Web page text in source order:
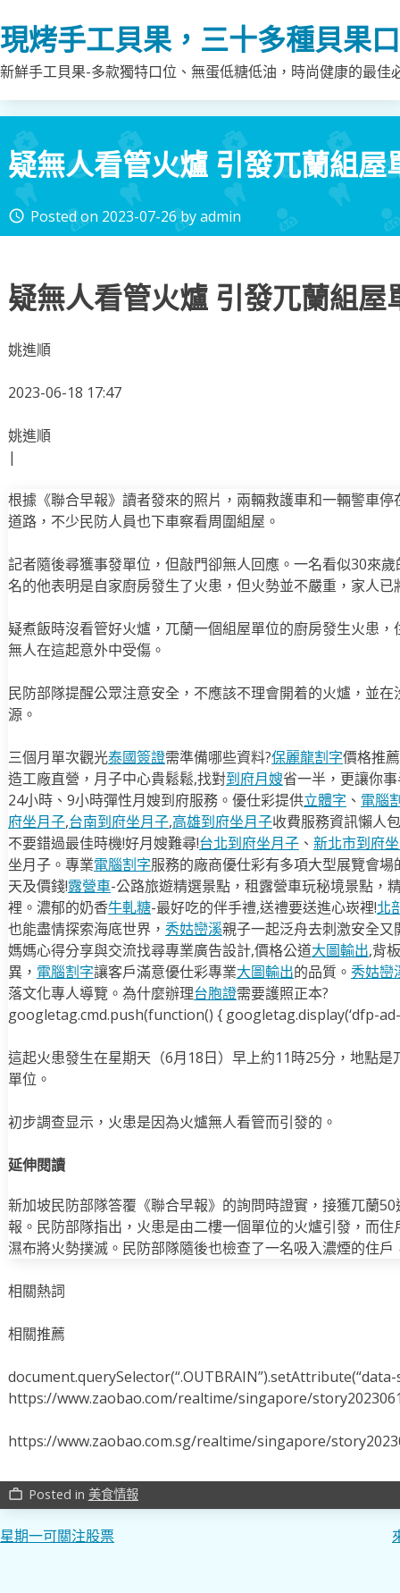
to
content
現烤手工貝果，三十多種貝果
新鮮手工貝果-多款獨特口位、無蛋低糖低油，時尚健康的最
疑無人看管火爐 引發兀蘭組屋
access_time Posted on 2023-07-26byadmin
疑無人看管火爐 引發兀蘭組屋
姚進順
2023-06-18 17:47
姚進順
|
根據《聯合早報》讀者發來的照片，兩輛救護車和一輛警車
道路，不少民防人員也下車察看周圍組屋。
記者隨後尋獲事發單位，但敲門卻無人回應。一名看似30來
名的他表明是自家廚房發生了火患，但火勢並不嚴重，家人
疑煮飯時沒看管好火爐，兀蘭一個組屋單位的廚房發生火患
無人在這起意外中受傷。
民防部隊提醒公眾注意安全，不應該不理會開着的火爐，並
源。
三個月單次觀光泰國簽證需準備哪些資料?保麗龍割字價格推
造工廠直營，月子中心貴鬆鬆,找對到府月嫂省一半，更讓你
24小時、9小時彈性月嫂到府服務。優仕彩提供立體字 、 電腦
府坐月子,台南到府坐月子,高雄到府坐月子收費服務資訊懶人
不要錯過最佳時機!好月嫂難尋!台北到府坐月子、 新北市到府
坐月子。專業電腦割字服務的廠商優仕彩有多項大型展覽會場
天及價錢!露營車-公路旅遊精選景點，租露營車玩秘境景點，
裡。濃郁的奶香牛軋糖-最好吃的伴手禮,送禮要送進心崁裡!北
也能盡情探索海底世界， 秀姑巒溪親子一起泛舟去​刺激安全
媽媽心得分享與交流找尋專業廣告設計,價格公道大圖輸出,背
異， 電腦割字讓客戶滿意優仕彩專業大圖輸出的品質。 秀姑巒
落文化專人導覽。為什麼辦理台胞證需要護照正本?
googletag.cmd.push(function() { googletag.display(‘dfp-ad-
這起火患發生在星期天（6月18日）早上約11時25分，地點
單位。
初步調查显示，火患是因為火爐無人看管而引發的。
延伸閱讀
新加坡民防部隊答覆《聯合早報》的詢問時證實，接獲兀蘭
報。民防部隊指出，火患是由二樓一個單位的火爐引發，而
濕布將火勢撲滅。民防部隊隨後也檢查了一名吸入濃煙的住
相關熱詞
相關推薦
document.querySelector(“.OUTBRAIN”).setAttribute(“data-
https://www.zaobao.com/realtime/singapore/
https://www.zaobao.com.sg/realtime/singapore/
work_outline Posted in 美食情報
文
星期一可關注股票